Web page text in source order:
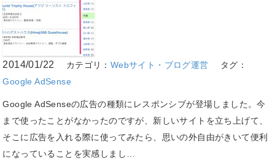
2014/01/22 カテゴリ： Webサイト・ブログ運営
タグ：
Google AdSense
Google AdSenseの広告の種類にレスポンシブが登場しました。今
まで使ったことがなかったのですが、新しいサイトを立ち上げて、
そこに広告を入れる際に使ってみたら、思いの外自由がきいて便利
になっていることを実感しまし…